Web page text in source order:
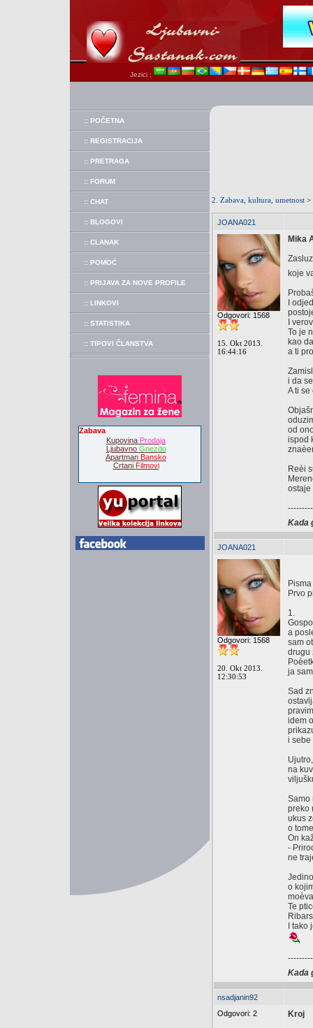
Jezici :
:: POČETNA
:: REGISTRACIJA
:: PRETRAGA
:: FORUM
:: CHAT
:: BLOGOVI
:: CLANAK
:: POMOĆ
:: PRIJAVA ZA NOVE PROFILE
:: LINKOVI
:: STATISTIKA
:: TIPOVI ČLANSTVA
Zabava
Kupovina Prodaja
Ljubavno Gnezdo
Apartman Bansko
Crtani Filmovi
2. Zabava, kultura, umetnost >
JOANA021
Odgovori: 1568
15. Okt 2013.
16:44:16
Mika
koje
I
I
To je
kao
a ti
i da
A ti
od
ispod
Reèi
ostaje
Kada
JOANA021
Odgovori: 1568
20. Okt 2013.
12:30:53
Prvo
1.
a
sam
drugu
ja
Sad
idem
i sebe
na
Samo
preko
ukus
o
On
-
ne
o
Te
I
Kada
nsadjanin92
Odgovori: 2
Kroj